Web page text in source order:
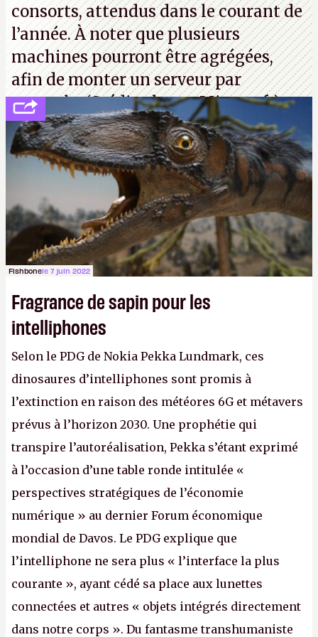
consorts, attendus dans le courant de
l’année. À noter que plusieurs
machines pourront être agrégées,
afin de monter un serveur par
exemple. (Crédit photo : Microsoft)
Fishbonele 7 juin 2022
Fragrance de sapin pour les
intelliphones
Selon le PDG de Nokia Pekka Lundmark, ces
dinosaures d’intelliphones sont promis à
l’extinction en raison des météores 6G et métavers
prévus à l’horizon 2030. Une prophétie qui
transpire l’autoréalisation, Pekka s’étant exprimé
à l’occasion d’une table ronde intitulée «
perspectives stratégiques de l’économie
numérique » au dernier Forum économique
mondial de Davos. Le PDG explique que
l’intelliphone ne sera plus « l’interface la plus
courante », ayant cédé sa place aux lunettes
connectées et autres « objets intégrés directement
dans notre corps ». Du fantasme transhumaniste